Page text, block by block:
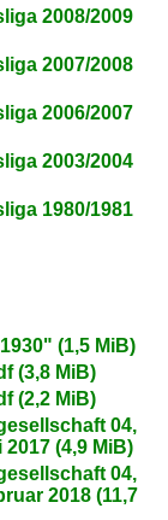
2008/2009
2007/2008
2006/2007
2003/2004
1980/1981
(1,5 MiB)
(3,8 MiB)
(2,2 MiB)
04,
2017 (4,9 MiB)
04,
2018 (11,7